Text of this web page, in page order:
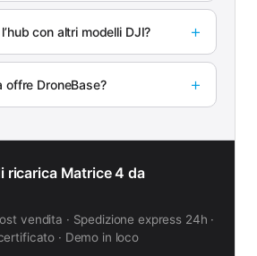
con altri modelli DJI?
offre DroneBase?
ricarica Matrice 4 da
vendita · Spedizione express 24h ·
· Demo in loco